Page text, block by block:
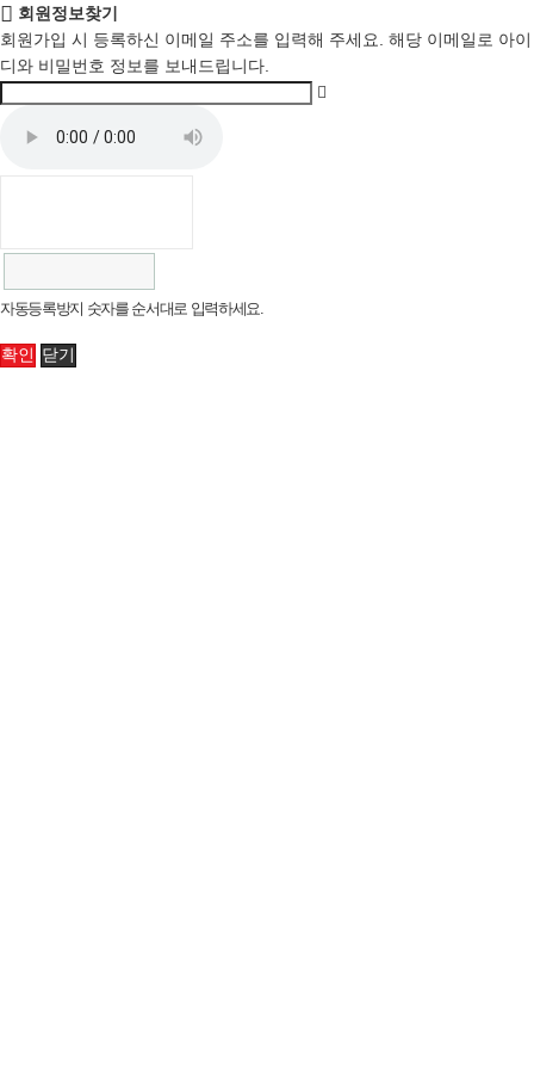
회원정보찾기
회원가입 시 등록하신 이메일 주소를 입력해 주세요. 해당 이메일로 아이
디와 비밀번호 정보를 보내드립니다.
자동등록방지 숫자를 순서대로 입력하세요.
확인 닫기